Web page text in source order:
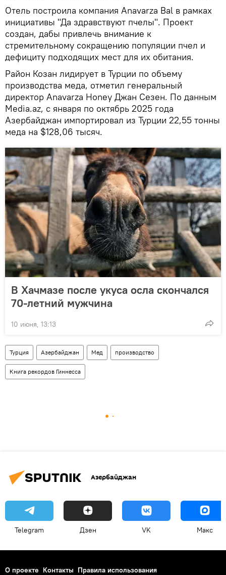
Отель построила компания Anavarza Bal в рамках
инициативы "Да здравствуют пчелы". Проект
создан, дабы привлечь внимание к
стремительному сокращению популяции пчел и
дефициту подходящих мест для их обитания.
Район Козан лидирует в Турции по объему
производства меда, отметил генеральный
директор Anavarza Honey Джан Сезен. По данным
Media.az, с января по октябрь 2025 года
Азербайджан импортировал из Турции 22,55 тонны
меда на $128,06 тысяч.
В Хачмазе после укуса осла скончался
70-летний мужчина
10 июня, 13:13
Турция Азербайджан Мед производство
Книга рекордов Гиннесса
Азербайджан
Telegram Дзен VK Макс
О проекте Контакты Правила использования